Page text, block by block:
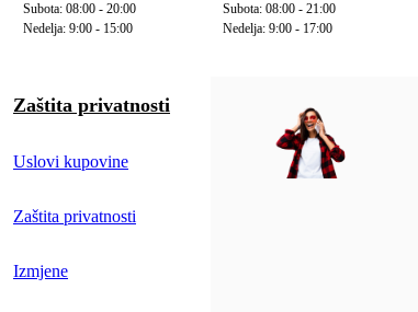
Subota: 08:00 - 20:00
Nedelja: 9:00 - 15:00
Subota: 08:00 - 21:00
Nedelja: 9:00 - 17:00
Zaštita privatnosti
Uslovi kupovine
Zaštita privatnosti
Izmjene